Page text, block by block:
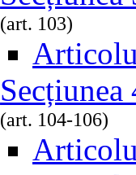
(art. 103)
(art. 104-106)